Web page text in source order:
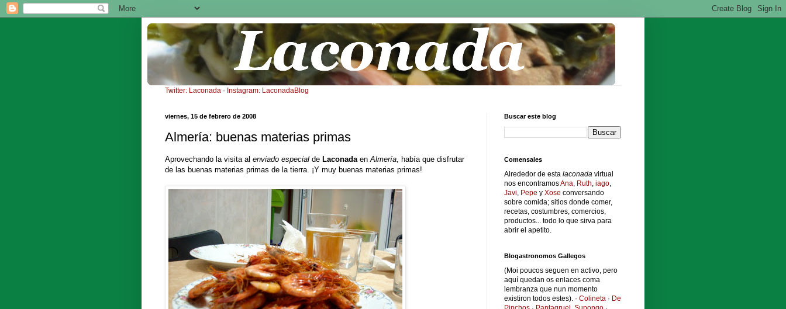
Twitter: Laconada · Instagram: LaconadaBlog
viernes, 15 de febrero de 2008
Almería: buenas materias primas
Aprovechando la visita al enviado especial de Laconada en Almería , había que disfrutar
de las buenas materias primas de la tierra. ¡Y muy buenas materias primas!
Buscar este blog
Comensales
Alrededor de esta laconada virtual
nos encontramosAna, Ruth, iago,
Javi, Pepe y Xose conversando
sobre comida; sitios donde comer,
recetas, costumbres, comercios,
productos... todo lo que sirva para
abrir el apetito.
Blogastronomos Gallegos
(Moi poucos seguen en activo, pero
aquí quedan os enlaces coma
lembranza que nun momento
existiron todos estes). · Colineta · De